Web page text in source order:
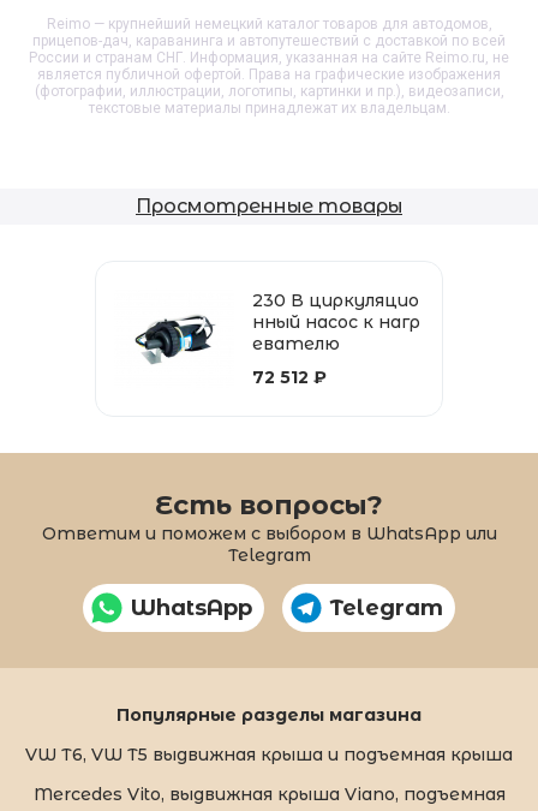
Reimo — крупнейший немецкий каталог товаров для автодомов,
прицепов-дач, караванинга и автопутешествий с доставкой по всей
России и странам СНГ. Информация, указанная на сайте Reimo.ru, не
является публичной офертой. Права на графические изображения
(фотографии, иллюстрации, логотипы, картинки и пр.), видеозаписи,
текстовые материалы принадлежат их владельцам.
Просмотренные товары
230 В циркуляцио
нный насос к нагр
евателю
72 512 ₽
Есть вопросы?
Ответим и поможем с выбором в WhatsApp или
Telegram
WhatsApp Telegram
Популярные разделы магазина
VW T6, VW T5 выдвижная крыша и подъемная крыша
Mercedes Vito, выдвижная крыша Viano, подъемная